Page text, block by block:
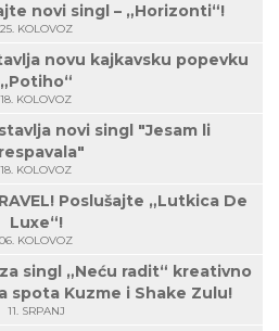
novi singl – „Horizonti“!
25. KOLOVOZ
novu kajkavsku popevku
„Potiho“
18. KOLOVOZ
novi singl "Jesam li
18. KOLOVOZ
Poslušajte „Lutkica De
Luxe“!
06. KOLOVOZ
singl „Neću radit“ kreativno
spota Kuzme i Shake Zulu!
11. SRPANJ